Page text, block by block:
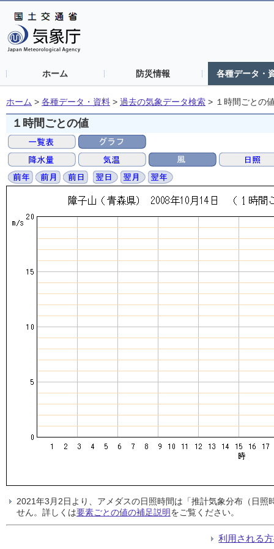
ホーム 防災情報 各種データ・
ホーム > 各種データ・資料 > 過去の気象データ検索 > １時間ごとの
１時間ごとの値
2021年3月2日より、アメダスの日照時間は「推計気象分布（日
せん。詳しくは要素ごとの値の補足説明をご覧ください。
利用される